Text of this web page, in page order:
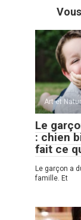
Art et
Le
: chien
fait ce
Le garçon a
famille. Et